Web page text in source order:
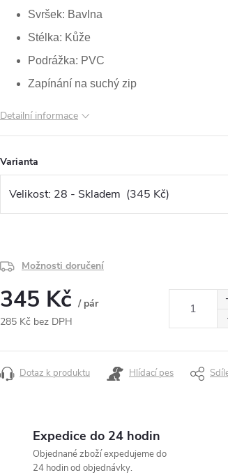
Svršek: Bavlna
Stélka: Kůže
Podrážka: PVC
Zapínání na suchý zip
Detailní informace
Varianta
Možnosti doručení
345 Kč / pár
285 Kč bez DPH
cena:
Dotaz k produktu Hlídací pes
Expedice do 24 hodin
Objednané zboží expedujeme do
24 hodin od objednávky.